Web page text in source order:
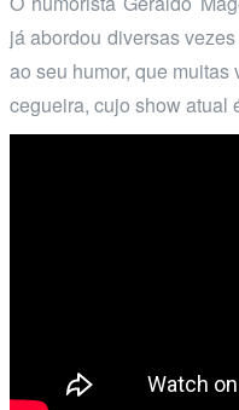
já abordou diversas
ao seu humor, que
cegueira, cujo show atual